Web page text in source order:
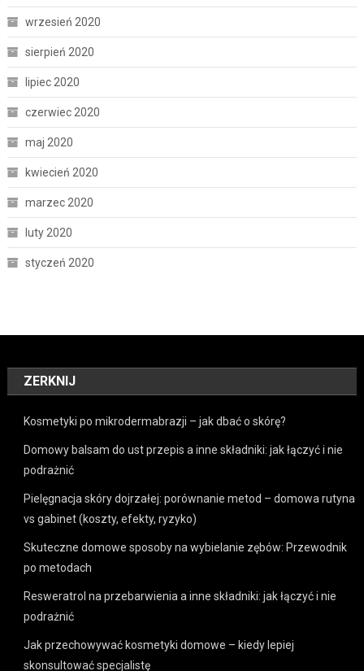
wrzesień 2020
sierpień 2020
lipiec 2020
czerwiec 2020
maj 2020
kwiecień 2020
marzec 2020
luty 2020
styczeń 2020
ZERKNIJ
Kosmetyki po mikrodermabrazji – jak dbać o skórę?
Domowy balsam do ust przepis a inne składniki: jak łączyć i nie
podrażnić
Pielęgnacja skóry dojrzałej: porównanie metod – domowa rutyna
vs gabinet (koszty, efekty, ryzyko)
Skuteczne domowe sposoby na wybielanie zębów: Przewodnik
po metodach
Resweratrol na przebarwienia a inne składniki: jak łączyć i nie
podrażnić
Jak przechowywać kosmetyki domowe – kiedy lepiej
skonsultować specjalistę